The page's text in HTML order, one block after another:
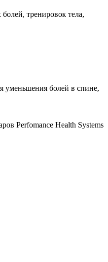
тренировок тела,
уменьшения болей в спине,
Perfomance Health Systems